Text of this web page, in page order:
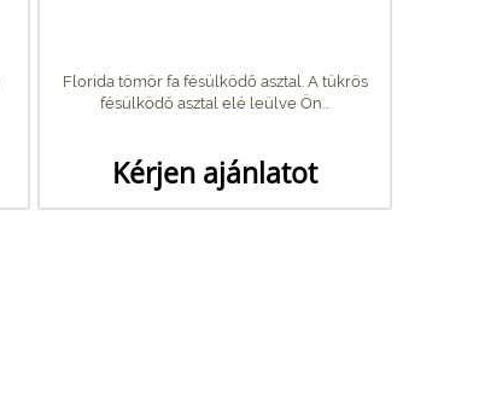
Florida tömör fa fésülködő asztal. A tükrös
fésülködő asztal elé leülve Ön...
Kérjen ajánlatot